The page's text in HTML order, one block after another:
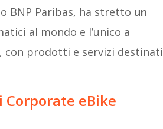
BNP Paribas, ha stretto un
al mondo e l’unico a
con prodotti e servizi destinati
eBike